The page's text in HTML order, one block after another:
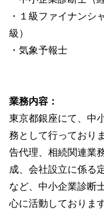
・１級ファイナンシ
級）
・気象予報士
業務内容：
東京都銀座にて、中
務として行っており
告代理、相続関連業
成、会社設立に係る
など、中小企業診断
心に活動しております